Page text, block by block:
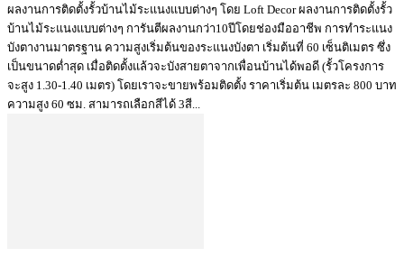
ผลงานการติดตั้งรั้วบ้านไม้ระแนงแบบต่างๆ โดย Loft Decor ผลงานการติดตั้งรั้ว
บ้านไม้ระแนงแบบต่างๆ การันตีผลงานกว่า10ปีโดยช่องมืออาชีพ การทำระแนง
บังตางานมาตรฐาน ความสูงเริ่มต้นของระแนงบังตา เริ่มต้นที่ 60 เซ็นติเมตร ซึ่ง
เป็นขนาดต่ำสุด เมื่อติดตั้งแล้วจะบังสายตาจากเพื่อนบ้านได้พอดี (รั้วโครงการ
จะสูง 1.30-1.40 เมตร) โดยเราจะขายพร้อมติดตั้ง ราคาเริ่มต้น เมตรละ 800 บาท
ความสูง 60 ซม. สามารถเลือกสีได้ 3สี...